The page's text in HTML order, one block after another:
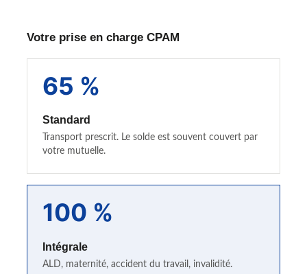
Votre prise en charge CPAM
65 %
Standard
Transport prescrit. Le solde est souvent couvert par
votre mutuelle.
100 %
Intégrale
ALD, maternité, accident du travail, invalidité.